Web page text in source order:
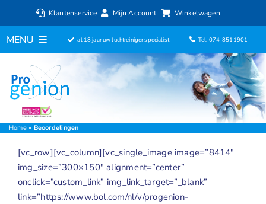
inhoud
Klantenservice Mijn Account Winkelwagen
MENU
Home
Luchtreinigers
Filters
Luchtbevochtigers
Ventilatoren
al 18 jaar uw luchtreiniger specialist Tel. 074-8511901
Home» Beoordelingen
[vc_row][vc_column][vc_single_image image=”8414″
img_size=”300×150″ alignment=”center”
onclick=”custom_link” img_link_target=”_blank”
link=”https://www.bol.com/nl/v/progenion-